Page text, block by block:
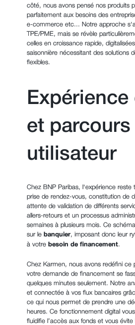
côté, nous avons pensé nos produits
parfaitement aux besoins des
e-commerce etc... Notre approche
TPE/PME, mais se révèle
celles en croissance rapide,
saisonnière nécessitant des solutions
flexibles.
Expérience
et parcours
utilisateur
Chez BNP Paribas, l'expérience reste
prise de rendez-vous, constitution de
attente de validation de différents
allers-retours et un processus
semaines à plusieurs mois. Ce
sur le banquier, imposant donc leur
à votre besoin de financement.
Chez Karmen, nous avons redéfini ce
votre demande de financement se
quelques minutes seulement. Notre
et connectée à vos flux bancaires
ce qui nous permet de prendre une
heures. Ce fonctionnement digital
fluidifie l’accès aux fonds et vous évite